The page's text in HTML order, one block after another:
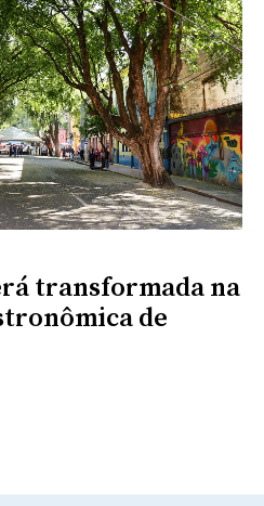
transformada na
de